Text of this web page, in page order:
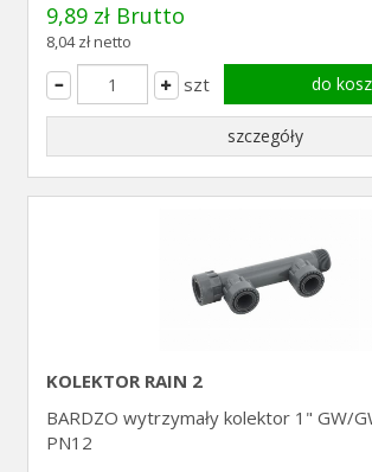
9,89 zł Brutto
8,04 zł netto
szt do
szczegóły
KOLEKTOR RAIN 2
BARDZO wytrzymały kolektor 1" GW/
PN12